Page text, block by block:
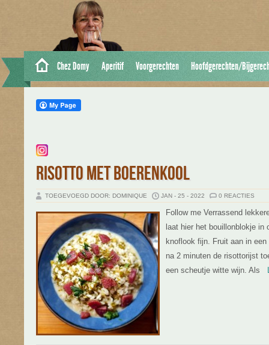
Chez Domy Aperitif Voorgerechten Hoofdgerechten/
RISOTTO MET BOERENKOOL
TOEGEVOEGD DOOR: DOMINIQUE JAN - 25 - 2022 0 REACTIES
Follow me Verrassend
laat hier het bouillonblokje in
knoflook fijn. Fruit aan in
na 2 minuten de risottorijst
een scheutje witte wijn. Als